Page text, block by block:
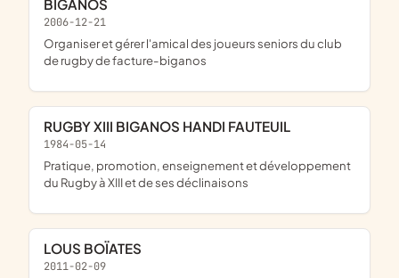
BIGANOS
2006-12-21
organiser et gérer l'amical des joueurs seniors du club
de rugby de facture-biganos
RUGBY XIII BIGANOS HANDI FAUTEUIL
1984-05-14
pratique, promotion, enseignement et développement
du Rugby à XIII et de ses déclinaisons
LOUS BOÏATES
2011-02-09